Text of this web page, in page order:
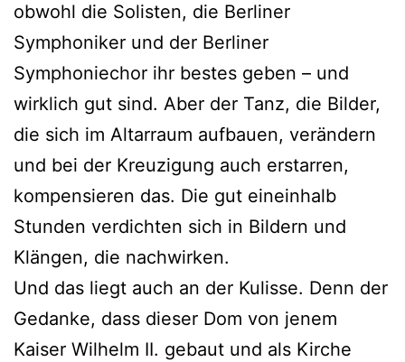
obwohl die Solisten, die Berliner
Symphoniker und der Berliner
Symphoniechor ihr bestes geben – und
wirklich gut sind. Aber der Tanz, die Bilder,
die sich im Altarraum aufbauen, verändern
und bei der Kreuzigung auch erstarren,
kompensieren das. Die gut eineinhalb
Stunden verdichten sich in Bildern und
Klängen, die nachwirken.
Und das liegt auch an der Kulisse. Denn der
Gedanke, dass dieser Dom von jenem
Kaiser Wilhelm II. gebaut und als Kirche